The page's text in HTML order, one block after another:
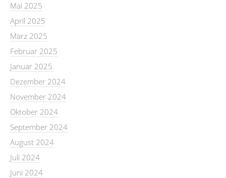
Mai 2025
April 2025
März 2025
Februar 2025
Januar 2025
Dezember 2024
November 2024
Oktober 2024
September 2024
August 2024
Juli 2024
Juni 2024